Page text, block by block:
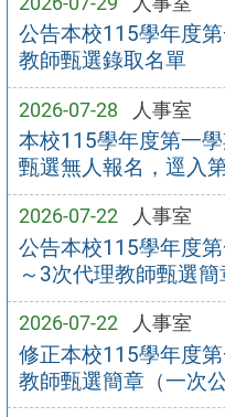
公告本校115學年度
教師甄選錄取名單
2026-07-28 人事室
本校115學年度第一
甄選無人報名，逕入
2026-07-22 人事室
公告本校115學年度
～3次代理教師甄選簡
2026-07-22 人事室
修正本校115學年度
教師甄選簡章（一次